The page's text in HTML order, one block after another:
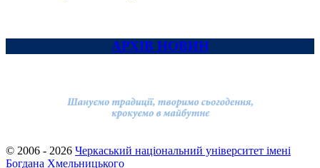
АРХІВ НОВИН
© 2006 - 2026 Черкаський національний університет імені
Богдана Хмельницького